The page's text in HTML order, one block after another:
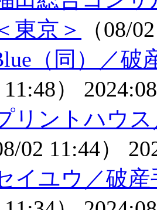
京＞
（08/
（同）／
11:48）
リントハウ
02 11:44）
イユウ／破